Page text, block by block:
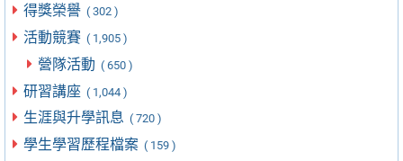
得獎榮譽 ( 302 )
活動競賽 ( 1,905 )
營隊活動 ( 650 )
研習講座 ( 1,044 )
生涯與升學訊息 ( 720 )
學生學習歷程檔案 ( 159 )